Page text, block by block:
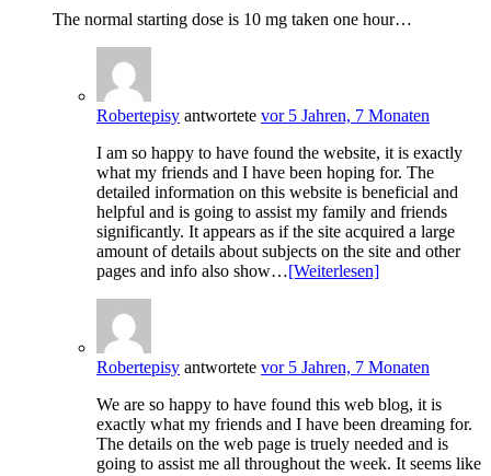
The normal starting dose is 10 mg taken one hour…
Robertepisy antwortete vor 5 Jahren, 7 Monaten
I am so happy to have found the website, it is exactly
what my friends and I have been hoping for. The
detailed information on this website is beneficial and
helpful and is going to assist my family and friends
significantly. It appears as if the site acquired a large
amount of details about subjects on the site and other
pages and info also show…[Weiterlesen]
Robertepisy antwortete vor 5 Jahren, 7 Monaten
We are so happy to have found this web blog, it is
exactly what my friends and I have been dreaming for.
The details on the web page is truely needed and is
going to assist me all throughout the week. It seems like